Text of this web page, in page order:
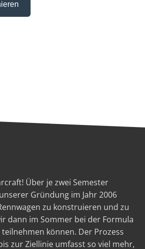
Über je zwei Semester
Gründung im Jahr 2006
zu konstruieren und zu
dann im Sommer bei der Formula
können. Der Prozess
zur Ziellinie umfasst so viel mehr,